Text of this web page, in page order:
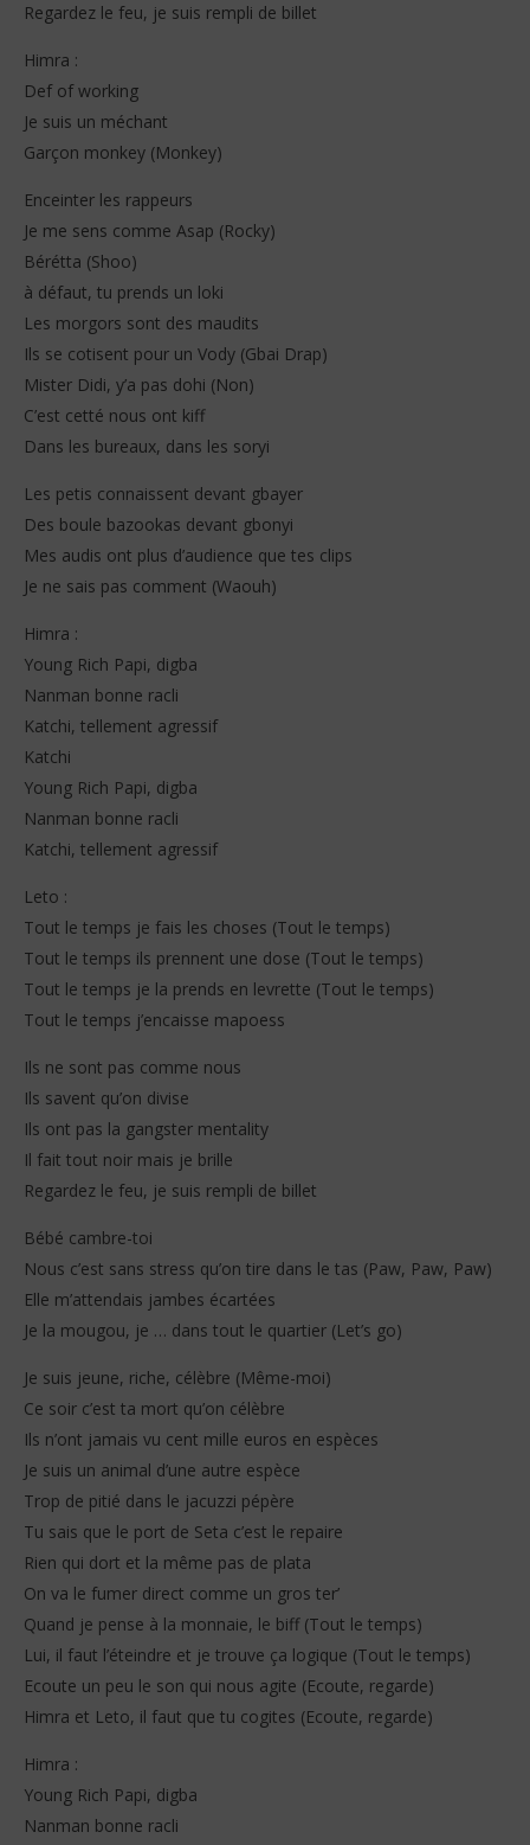
Regardez le feu, je suis rempli de billet
Himra :
Def of working
Je suis un méchant
Garçon monkey (Monkey)
Enceinter les rappeurs
Je me sens comme Asap (Rocky)
Bérétta (Shoo)
à défaut, tu prends un loki
Les morgors sont des maudits
Ils se cotisent pour un Vody (Gbai Drap)
Mister Didi, y’a pas dohi (Non)
C’est cetté nous ont kiff
Dans les bureaux, dans les soryi
Les petis connaissent devant gbayer
Des boule bazookas devant gbonyi
Mes audis ont plus d’audience que tes clips
Je ne sais pas comment (Waouh)
Himra :
Young Rich Papi, digba
Nanman bonne racli
Katchi, tellement agressif
Katchi
Young Rich Papi, digba
Nanman bonne racli
Katchi, tellement agressif
Leto :
Tout le temps je fais les choses (Tout le temps)
Tout le temps ils prennent une dose (Tout le temps)
Tout le temps je la prends en levrette (Tout le temps)
Tout le temps j’encaisse mapoess
Ils ne sont pas comme nous
Ils savent qu’on divise
Ils ont pas la gangster mentality
Il fait tout noir mais je brille
Regardez le feu, je suis rempli de billet
Bébé cambre-toi
Nous c’est sans stress qu’on tire dans le tas (Paw, Paw, Paw)
Elle m’attendais jambes écartées
Je la mougou, je … dans tout le quartier (Let’s go)
Je suis jeune, riche, célèbre (Même-moi)
Ce soir c’est ta mort qu’on célèbre
Ils n’ont jamais vu cent mille euros en espèces
Je suis un animal d’une autre espèce
Trop de pitié dans le jacuzzi pépère
Tu sais que le port de Seta c’est le repaire
Rien qui dort et la même pas de plata
On va le fumer direct comme un gros ter’
Quand je pense à la monnaie, le biff (Tout le temps)
Lui, il faut l’éteindre et je trouve ça logique (Tout le temps)
Ecoute un peu le son qui nous agite (Ecoute, regarde)
Himra et Leto, il faut que tu cogites (Ecoute, regarde)
Himra :
Young Rich Papi, digba
Nanman bonne racli